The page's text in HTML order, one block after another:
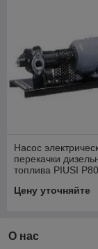
Насос
перекачки
топлива PIUSI
Цену уточняйте
О нас